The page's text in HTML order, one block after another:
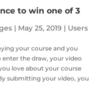
to win one of 3
| May 25, 2019 | Users
your course and you
the draw, your video
love about your course
submitting your video, you